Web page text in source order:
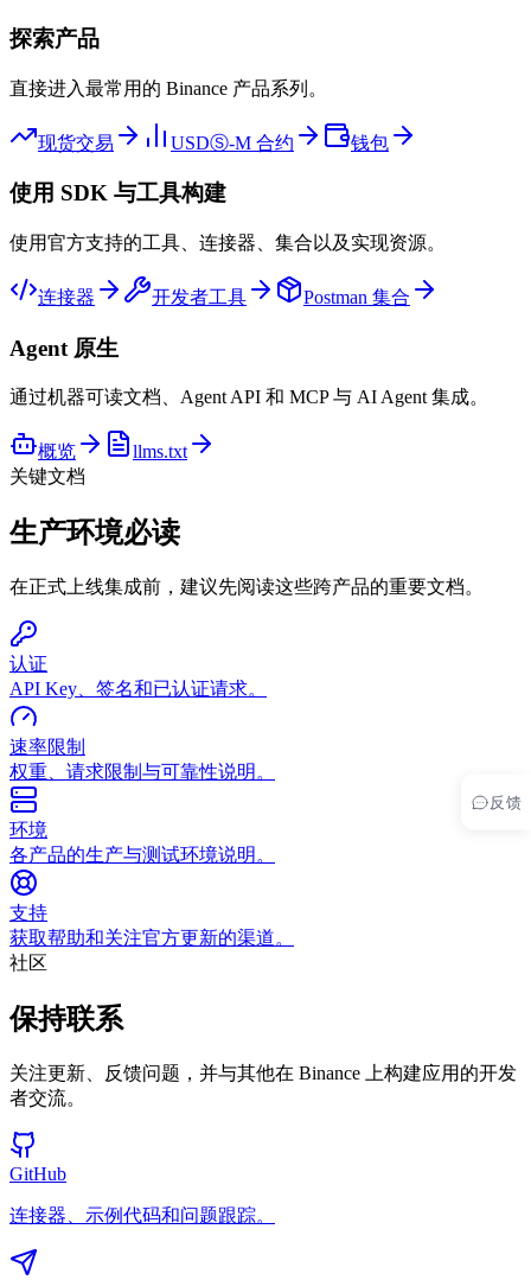
反馈
探索产品
直接进入最常用的 Binance 产品系列。
现货交易 USDⓈ-M 合约 钱包
使用 SDK 与工具构建
使用官方支持的工具、连接器、集合以及实现资源。
连接器 开发者工具 Postman 集合
Agent 原生
通过机器可读文档、Agent API 和 MCP 与 AI Agent 集成。
概览
llms.txt
关键文档
生产环境必读
在正式上线集成前，建议先阅读这些跨产品的重要文档。
认证
API Key、签名和已认证请求。
速率限制
权重、请求限制与可靠性说明。
环境
各产品的生产与测试环境说明。
支持
获取帮助和关注官方更新的渠道。
社区
保持联系
关注更新、反馈问题，并与其他在 Binance 上构建应用的开发
者交流。
GitHub
连接器、示例代码和问题跟踪。